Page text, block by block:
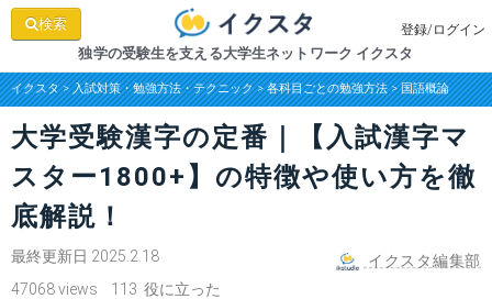
検索 登録/ログイン
独学の受験生を支える大学生ネットワーク イクスタ
イクスタ>入試対策・勉強方法・テクニック>各科目ごとの勉強方法>国語概論
大学受験漢字の定番｜【入試漢字マ
スター1800+】の特徴や使い方を徹
底解説！
最終更新日 2025.2.18
イクスタ編集部
47068 views 113 役に立った